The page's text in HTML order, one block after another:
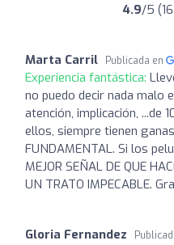
4.9/5
Marta Carril Publicada en
Experiencia fantástica:
no puedo decir nada malo
atención, implicación, ...de
ellos, siempre tienen
FUNDAMENTAL. Si los
MEJOR SEÑAL DE QUE
UN TRATO IMPECABLE.
Gloria Fernandez